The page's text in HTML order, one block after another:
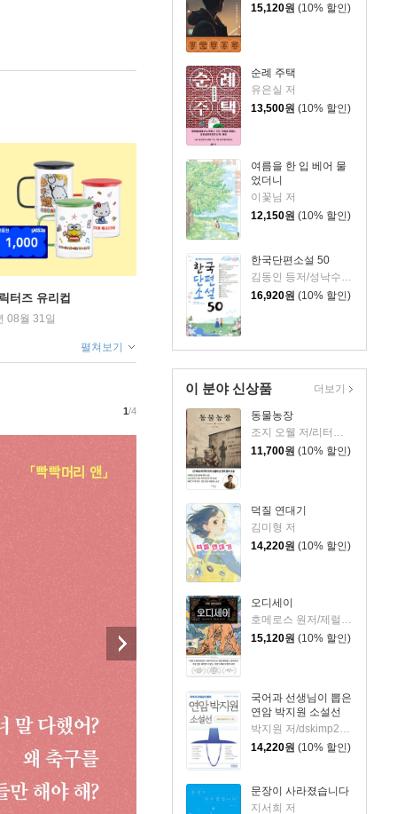
15,120원 (10% 할인)
순례 주택
유은실 저
13,500원 (10% 할인)
여름을 한 입 베어 물
었더니
이꽃님 저
12,150원 (10% 할인)
한국단편소설 50
김동인 등저/성낙수,박찬영,김형주 공편
16,920원 (10% 할인)
이 분야 신상품
동물농장
조지 오웰 저/리터링크 역
11,700원 (10% 할인)
덕질 연대기
김미형 저
14,220원 (10% 할인)
오디세이
호메로스 원저/제럴딘 매코크런 글/김재용 역/장시은 감수
15,120원 (10% 할인)
국어과 선생님이 뽑은
연암 박지원 소설선
14,220원 (10% 할인)
문장이 사라졌습니다
지서희 저
더보기
터즈 유리컵
08월 31일
펼쳐보기
1/4